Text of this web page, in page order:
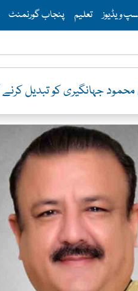
This is the
ویڈیوز تعلیم پنجاب گورنمنٹ
جہانگیری کو تبدیل کرنے